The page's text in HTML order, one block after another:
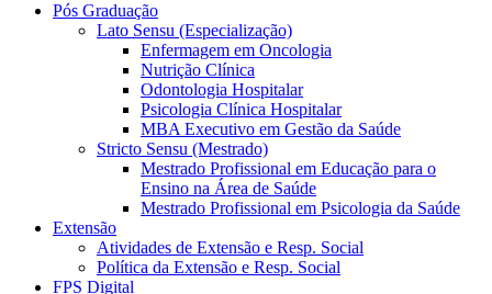
Pós Graduação
Lato Sensu (Especialização)
Enfermagem em Oncologia
Nutrição Clínica
Odontologia Hospitalar
Psicologia Clínica Hospitalar
MBA Executivo em Gestão da Saúde
Stricto Sensu (Mestrado)
Mestrado Profissional em Educação para o
Ensino na Área de Saúde
Mestrado Profissional em Psicologia da Saúde
Extensão
Atividades de Extensão e Resp. Social
Política da Extensão e Resp. Social
FPS Digital